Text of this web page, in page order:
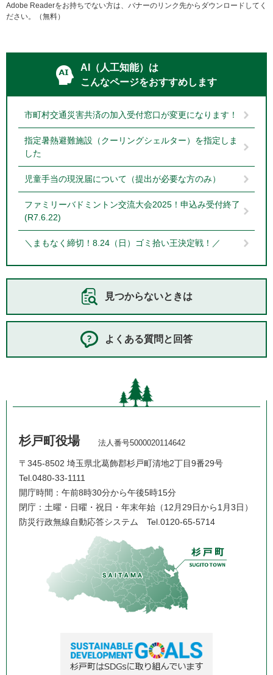
Adobe Readerをお持ちでない方は、バナーのリンク先からダウンロードしてく
ださい。（無料）
AI（人工知能）は
こんなページをおすすめします
市町村交通災害共済の加入受付窓口が変更になります！
指定暑熱避難施設（クーリングシェルター）を指定しま
した
児童手当の現況届について（提出が必要な方のみ）
ファミリーバドミントン交流大会2025！申込み受付終了
(R7.6.22)
＼まもなく締切！8.24（日）ゴミ拾い王決定戦！／
見つからないときは
よくある質問と回答
杉戸町役場 法人番号5000020114642
〒345-8502 埼玉県北葛飾郡杉戸町清地2丁目9番29号
Tel.0480-33-1111
開庁時間：午前8時30分から午後5時15分
閉庁：土曜・日曜・祝日・年末年始（12月29日から1月3日）
防災行政無線自動応答システム Tel.0120-65-5714